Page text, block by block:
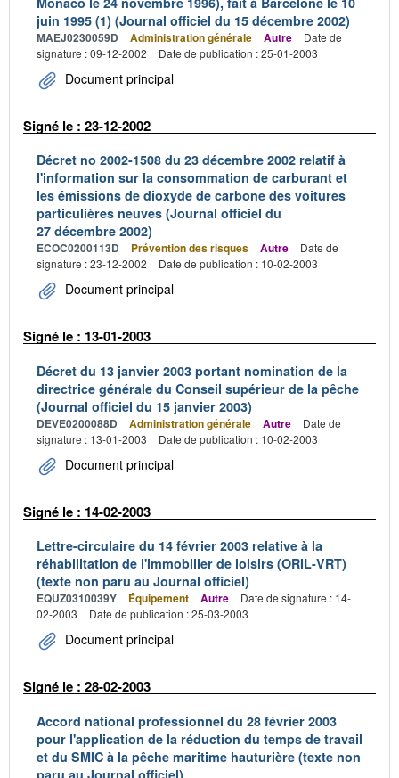
juin 1995 (1) (Journal officiel du 15 décembre 2002)
MAEJ0230059D Administration générale Autre
Date de
signature : 09-12-2002
Date de publication : 25-01-2003
Document principal
Signé le : 23-12-2002
Décret no 2002-1508 du 23 décembre 2002 relatif à
l'information sur la consommation de carburant et
les émissions de dioxyde de carbone des voitures
particulières neuves (Journal officiel du
27 décembre 2002)
ECOC0200113D Prévention des risques Autre
Date de
signature : 23-12-2002
Date de publication : 10-02-2003
Document principal
Signé le : 13-01-2003
Décret du 13 janvier 2003 portant nomination de la
directrice générale du Conseil supérieur de la pêche
(Journal officiel du 15 janvier 2003)
DEVE0200088D Administration générale Autre
Date de
signature : 13-01-2003
Date de publication : 10-02-2003
Document principal
Signé le : 14-02-2003
Lettre-circulaire du 14 février 2003 relative à la
réhabilitation de l'immobilier de loisirs (ORIL-VRT)
(texte non paru au Journal officiel)
EQUZ0310039Y Équipement Autre
Date de signature : 14-
02-2003
Date de publication : 25-03-2003
Document principal
Signé le : 28-02-2003
Accord national professionnel du 28 février 2003
pour l'application de la réduction du temps de travail
et du SMIC à la pêche maritime hauturière (texte non
paru au Journal officiel)